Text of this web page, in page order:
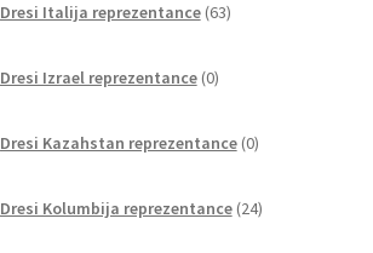
Dresi Italija reprezentance 63izdelkov
Dresi Izrael reprezentance 0izdelkov
Dresi Kazahstan reprezentance 0izdelkov
Dresi Kolumbija reprezentance 24izdelkov